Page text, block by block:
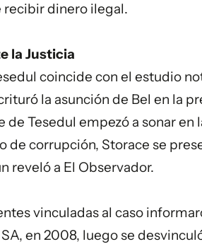
recibir dinero ilegal.
la Justicia
coincide con el estudio
la asunción de Bel en la
de Tesedul empezó a sonar en
de corrupción, Storace se
reveló a El Observador.
vinculadas al caso
en 2008, luego se